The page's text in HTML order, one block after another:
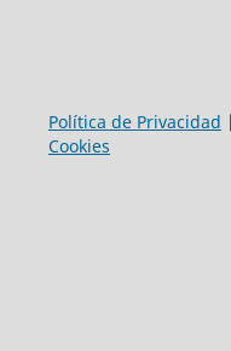
Política de Privacidad |
Cookies